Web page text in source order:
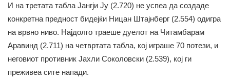
И на третата табла Јангји Ју (2.720) не успеа да создаде
конкретна предност бидејќи Ницан Штајнберг (2.554) одигра
на врвно ниво. Најдолго траеше дуелот на Читамбарам
Аравинд (2.711) на четвртата табла, кој играше 70 потези, и
неговиот противник Јахли Соколовски (2.539), кој ги
преживеа сите напади.